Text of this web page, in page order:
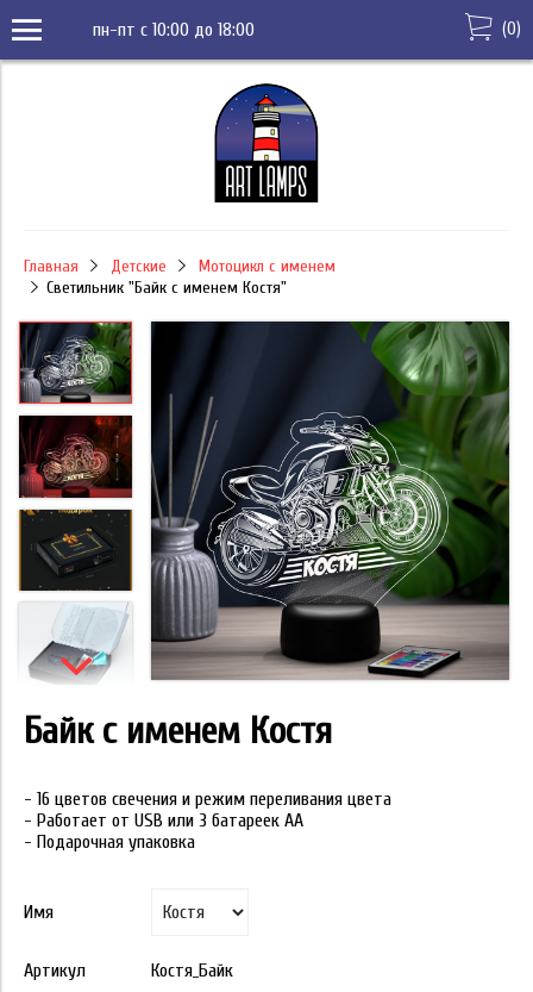
пн-пт с 10:00 до 18:00 (0)
Главная Детские
Мотоцикл с именем
Светильник "Байк с именем Костя"
Байк с именем Костя
- 16 цветов свечения и режим переливания цвета
- Работает от USB или 3 батареек АА
- Подарочная упаковка
Имя
Артикул Костя_Байк